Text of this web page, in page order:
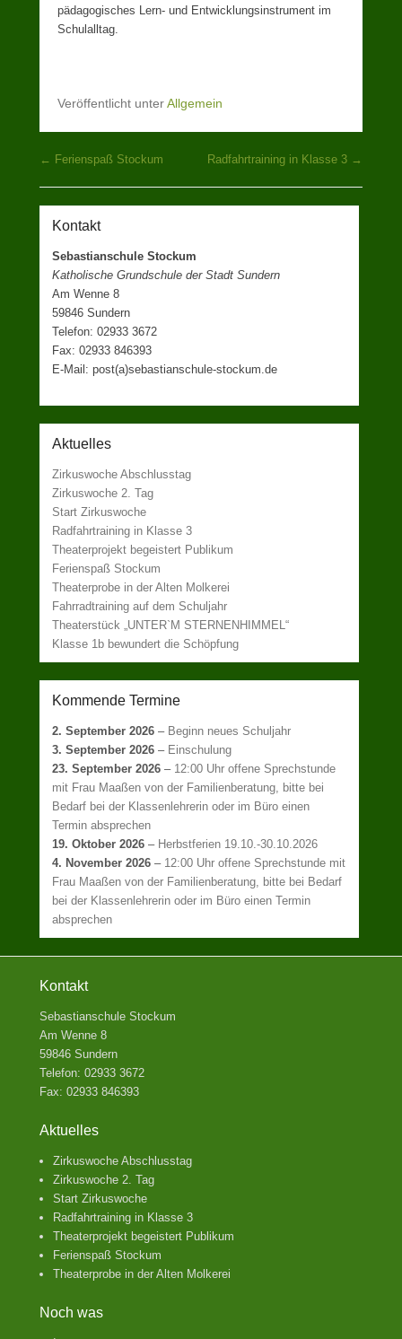
pädagogisches Lern- und Entwicklungsinstrument im
Schulalltag.
Veröffentlicht unterAllgemein
Beitragsnavigation
← Ferienspaß Stockum Radfahrtraining in Klasse 3 →
Kontakt
Sebastianschule Stockum
Katholische Grundschule der Stadt Sundern
Am Wenne 8
59846 Sundern
Telefon: 02933 3672
Fax: 02933 846393
E-Mail: post(a)sebastianschule-stockum.de
Aktuelles
Zirkuswoche Abschlusstag
Zirkuswoche 2. Tag
Start Zirkuswoche
Radfahrtraining in Klasse 3
Theaterprojekt begeistert Publikum
Ferienspaß Stockum
Theaterprobe in der Alten Molkerei
Fahrradtraining auf dem Schuljahr
Theaterstück „UNTER`M STERNENHIMMEL“
Klasse 1b bewundert die Schöpfung
Kommende Termine
2. September 2026 – Beginn neues Schuljahr
3. September 2026 – Einschulung
23. September 2026 – 12:00 Uhr offene Sprechstunde
mit Frau Maaßen von der Familienberatung, bitte bei
Bedarf bei der Klassenlehrerin oder im Büro einen
Termin absprechen
19. Oktober 2026 – Herbstferien 19.10.-30.10.2026
4. November 2026 – 12:00 Uhr offene Sprechstunde mit
Frau Maaßen von der Familienberatung, bitte bei Bedarf
bei der Klassenlehrerin oder im Büro einen Termin
absprechen
Kontakt
Sebastianschule Stockum
Am Wenne 8
59846 Sundern
Telefon: 02933 3672
Fax: 02933 846393
Aktuelles
Zirkuswoche Abschlusstag
Zirkuswoche 2. Tag
Start Zirkuswoche
Radfahrtraining in Klasse 3
Theaterprojekt begeistert Publikum
Ferienspaß Stockum
Theaterprobe in der Alten Molkerei
Noch was